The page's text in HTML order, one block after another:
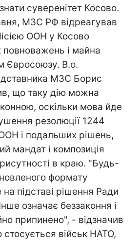
суверенітет Косово.
МЗС РФ відреагував
ООН у Косово
і майна
Євросоюзу. В.о.
МЗС Борис
що таку дію можна
оскільки мова йде
резолюції 1244
і подальших рішень,
мандат і композиція
в краю. "Будь-
формату
підставі рішення Ради
означає беззаконня і
припинено", - відзначив
військ НАТО,